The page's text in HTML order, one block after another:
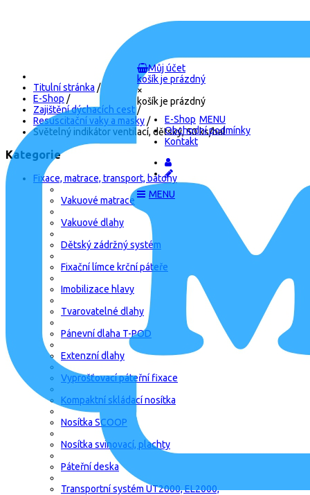
Můj účet
košík je prázdný
×
košík je prázdný
E-Shop
Obchodní podmínky
Kontakt
Titulní stránka /
E-Shop /
Zajištění dýchacích cest /
Resuscitační vaky a masky /
Světelný indikátor ventilací, dětský, 50 ks/bal
Kategorie
Fixace, matrace, transport, batohy
Vakuové matrace
Vakuové dlahy
Dětský zádržný systém
Fixační límce krční páteře
Imobilizace hlavy
Tvarovatelné dlahy
Pánevní dlaha T-POD
Extenzní dlahy
Vyprošťovací páteřní fixace
Kompaktní skládací nosítka
Nosítka SCOOP
Nosítka svinovací, plachty
Páteřní deska
Transportní systém UT2000, EL2000,